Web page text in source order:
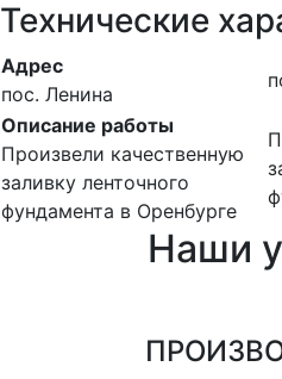
Технические
Адрес
пос. Ленина
Описание работы
Произвели качественную
заливку ленточного
фундамента в Оренбурге
Наши